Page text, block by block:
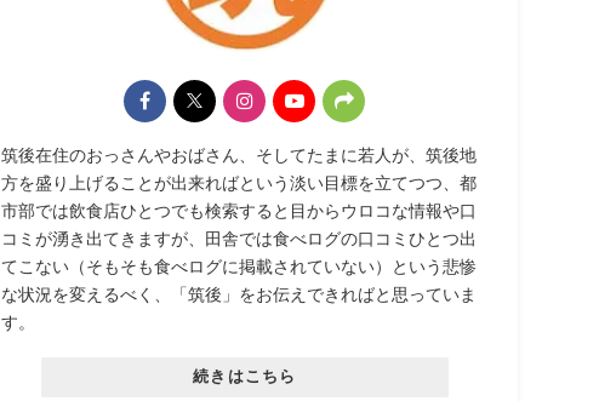
筑後在住のおっさんやおばさん、そしてたまに若人が、筑後地
方を盛り上げることが出来ればという淡い目標を立てつつ、都
市部では飲食店ひとつでも検索すると目からウロコな情報や口
コミが湧き出てきますが、田舎では食べログの口コミひとつ出
てこない（そもそも食べログに掲載されていない）という悲惨
な状況を変えるべく、「筑後」をお伝えできればと思っていま
す。
続きはこちら